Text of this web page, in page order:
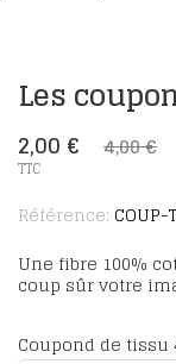
Les
2,00 € 4,00 €
TTC
Référence: COUP-
Une fibre 100%
coup sûr votre
Coupond de tissu